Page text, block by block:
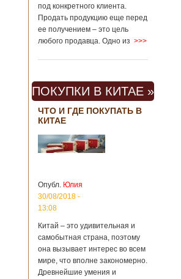
под конкретного клиента.
Продать продукцию еще перед
ее получением – это цель
любого продавца. Одно из >>>
ПОКУПКИ В КИТАЕ »
ЧТО И ГДЕ ПОКУПАТЬ В
КИТАЕ
Опубл. Юлия
30/08/2018 -
13:08
Китай – это удивительная и
самобытная страна, поэтому
она вызывает интерес во всем
мире, что вполне закономерно.
Древнейшие умения и